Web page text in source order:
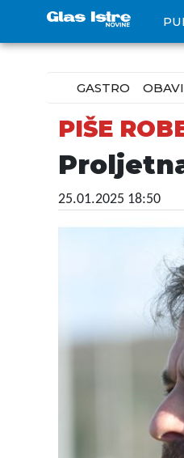
GASTRO
PIŠE
25.01.2025 18:50